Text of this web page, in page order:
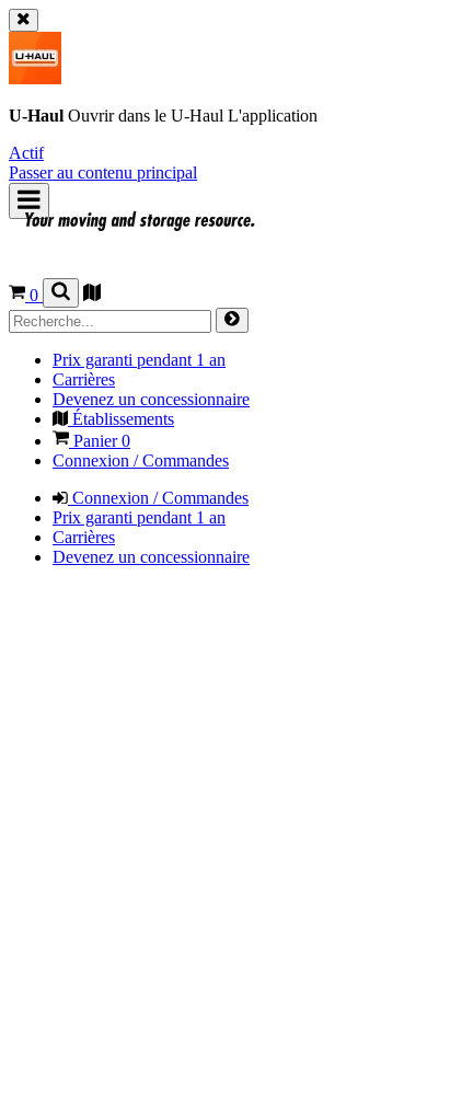
U-Haul Ouvrir dans le U-Haul L'application
Actif
Passer au contenu principal
0
Prix garanti pendant 1 an
Carrières
Devenez un concessionnaire
Établissements
Panier0
Connexion / Commandes
Connexion / Commandes
Prix garanti pendant 1 an
Carrières
Devenez un concessionnaire